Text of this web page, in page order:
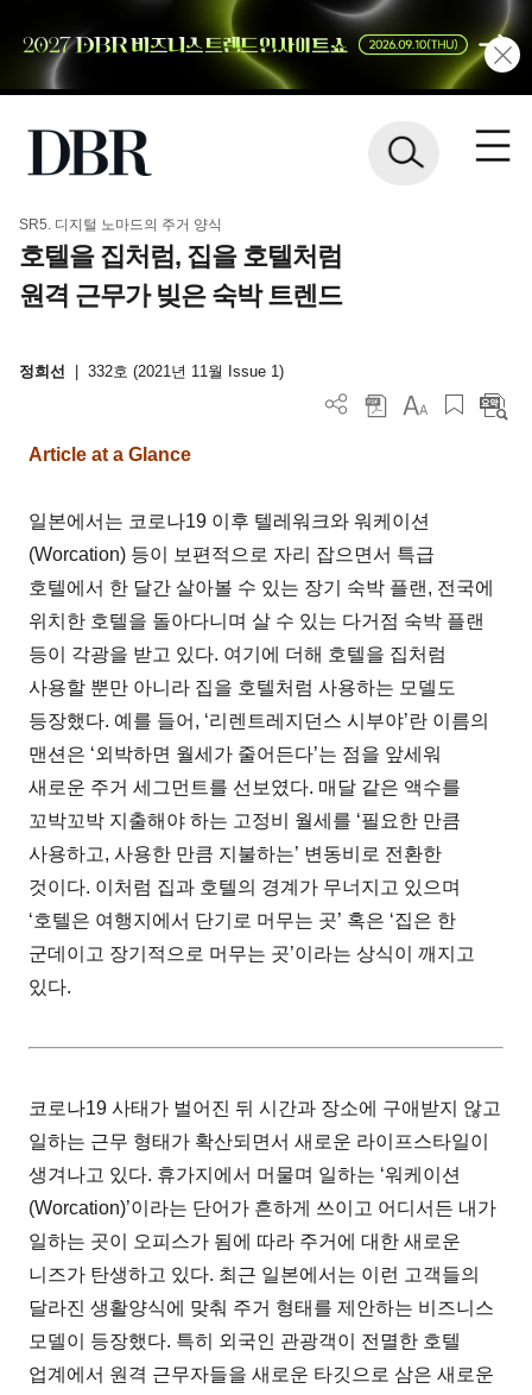
SR5. 디지털 노마드의 주거 양식
호텔을 집처럼, 집을 호텔처럼
원격 근무가 빚은 숙박 트렌드
정희선 332호 (2021년 11월 Issue 1)
Article at a Glance
일본에서는 코로나19 이후 텔레워크와 워케이션
(Worcation) 등이 보편적으로 자리 잡으면서 특급
호텔에서 한 달간 살아볼 수 있는 장기 숙박 플랜, 전국에
위치한 호텔을 돌아다니며 살 수 있는 다거점 숙박 플랜
등이 각광을 받고 있다. 여기에 더해 호텔을 집처럼
사용할 뿐만 아니라 집을 호텔처럼 사용하는 모델도
등장했다. 예를 들어, ‘리렌트레지던스 시부야’란 이름의
맨션은 ‘외박하면 월세가 줄어든다’는 점을 앞세워
새로운 주거 세그먼트를 선보였다. 매달 같은 액수를
꼬박꼬박 지출해야 하는 고정비 월세를 ‘필요한 만큼
사용하고, 사용한 만큼 지불하는’ 변동비로 전환한
것이다. 이처럼 집과 호텔의 경계가 무너지고 있으며
‘호텔은 여행지에서 단기로 머무는 곳’ 혹은 ‘집은 한
군데이고 장기적으로 머무는 곳’이라는 상식이 깨지고
있다.
코로나19 사태가 벌어진 뒤 시간과 장소에 구애받지 않고
일하는 근무 형태가 확산되면서 새로운 라이프스타일이
생겨나고 있다. 휴가지에서 머물며 일하는 ‘워케이션
(Worcation)’이라는 단어가 흔하게 쓰이고 어디서든 내가
일하는 곳이 오피스가 됨에 따라 주거에 대한 새로운
니즈가 탄생하고 있다. 최근 일본에서는 이런 고객들의
달라진 생활양식에 맞춰 주거 형태를 제안하는 비즈니스
모델이 등장했다. 특히 외국인 관광객이 전멸한 호텔
업계에서 원격 근무자들을 새로운 타깃으로 삼은 새로운